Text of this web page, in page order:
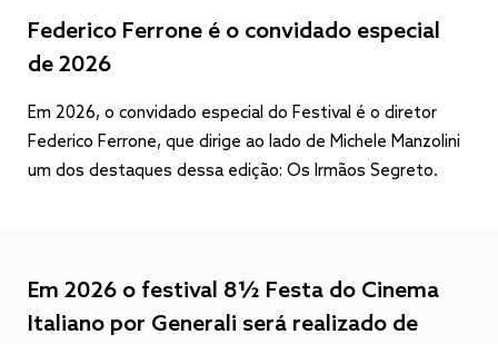
Federico Ferrone é o convidado especial
de 2026
Em 2026, o convidado especial do Festival é o diretor
Federico Ferrone, que dirige ao lado de Michele Manzolini
um dos destaques dessa edição: Os Irmãos Segreto.
Em 2026 o festival 8½ Festa do Cinema
Italiano por Generali será realizado de